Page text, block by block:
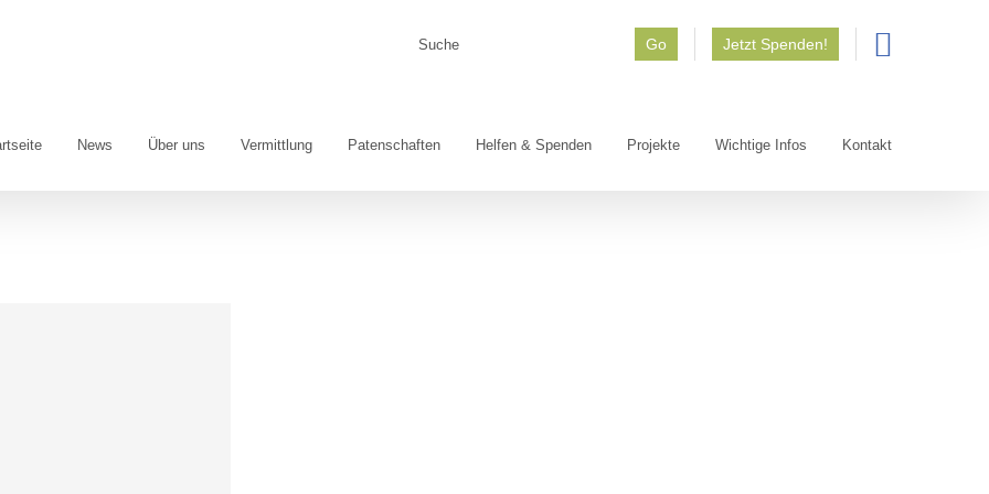
Go Jetzt Spenden!
News Über uns Vermittlung Patenschaften Helfen & Spenden Projekte Wichtige Infos Kontakt